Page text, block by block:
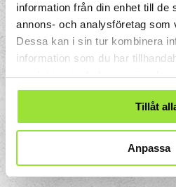
information från din enhet till de
annons- och analysföretag som
Dessa kan i sin tur kombinera
information som du har
samlat in när du har använt
Tillåt
Anpassa
Box 633
151 27